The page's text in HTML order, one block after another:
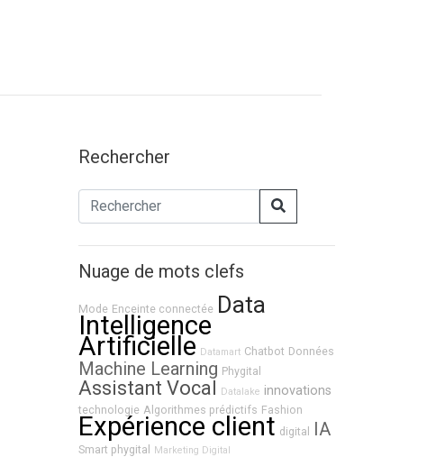
Rechercher
Nuage de mots clefs
Mode Enceinte connectée Data
Intelligence
Artificielle Datamart Chatbot Données
Machine Learning Phygital
Assistant Vocal Datalake innovations
technologie Algorithmes prédictifs Fashion
Expérience client digital IA
Smart phygital Marketing Digital